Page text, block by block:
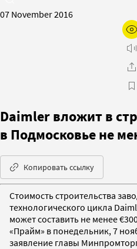
07 November 2016
Daimler вложит в
в Подмосковье не
Копировать ссылку
Стоимость строительства
технологического цикла
может составить не менее
«Прайм» в понедельник, 7
заявление главы